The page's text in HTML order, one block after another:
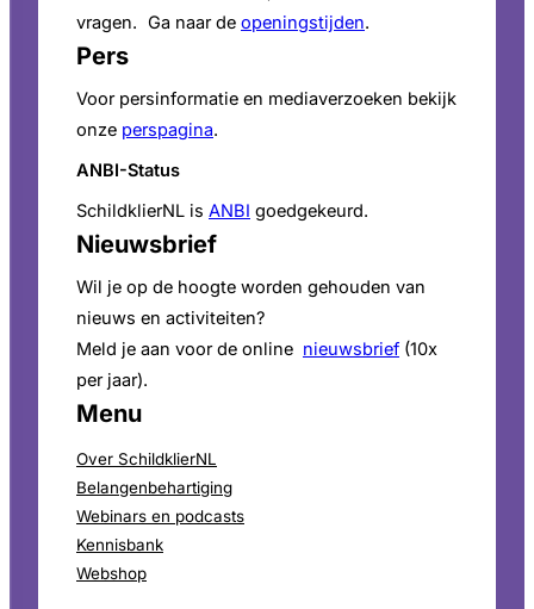
vragen. Ga naar de openingstijden.
Pers
Voor persinformatie en mediaverzoeken bekijk
onze perspagina.
ANBI-Status
SchildklierNL is ANBI goedgekeurd.
Nieuwsbrief
Wil je op de hoogte worden gehouden van
nieuws en activiteiten?
Meld je aan voor de online nieuwsbrief (10x
per jaar).
Menu
Over SchildklierNL
Belangenbehartiging
Webinars en podcasts
Kennisbank
Webshop